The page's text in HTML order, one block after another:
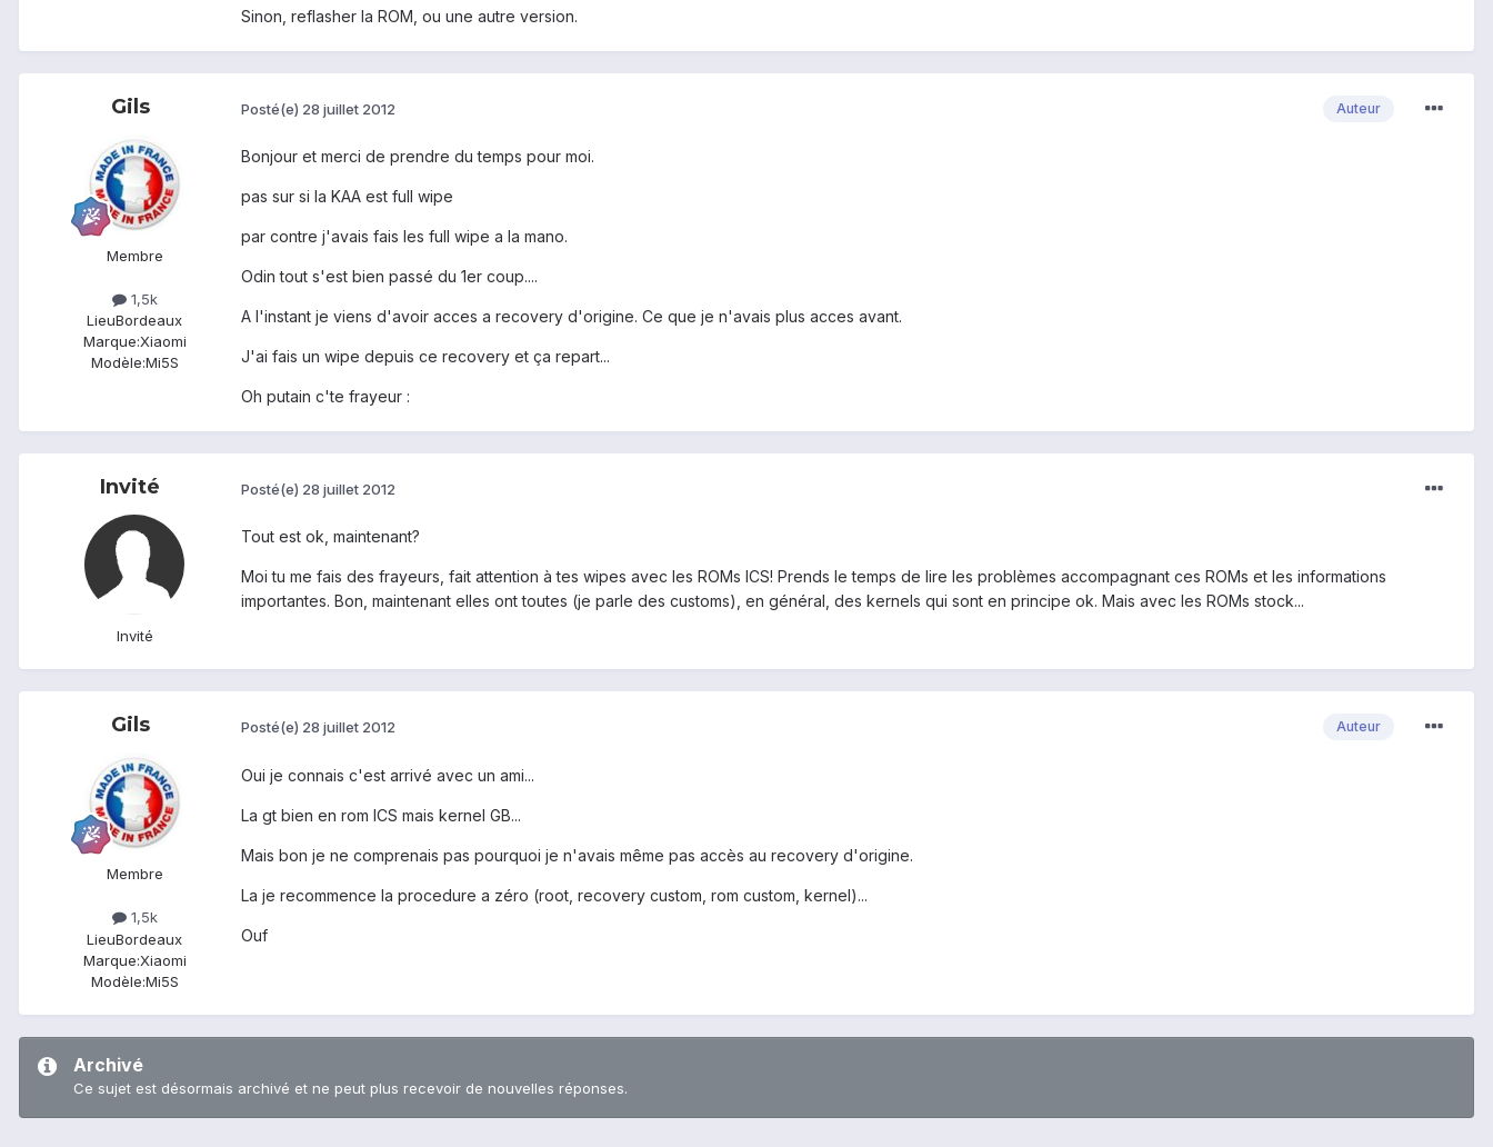
Sinon, reflasher la ROM, ou une autre version.
Gils
Membre
1,5k
LieuBordeaux
Marque:Xiaomi
Modèle:Mi5S
Auteur
Posté(e) 28 juillet 2012
Bonjour et merci de prendre du temps pour moi.
pas sur si la KAA est full wipe
par contre j'avais fais les full wipe a la mano.
Odin tout s'est bien passé du 1er coup....
A l'instant je viens d'avoir acces a recovery d'origine. Ce que je n'avais plus acces avant.
J'ai fais un wipe depuis ce recovery et ça repart...
Oh putain c'te frayeur :
Invité
Invité
Posté(e) 28 juillet 2012
Tout est ok, maintenant?
Moi tu me fais des frayeurs, fait attention à tes wipes avec les ROMs ICS! Prends le temps de lire les problèmes accompagnant ces ROMs et les informations
importantes. Bon, maintenant elles ont toutes (je parle des customs), en général, des kernels qui sont en principe ok. Mais avec les ROMs stock...
Gils
Membre
1,5k
LieuBordeaux
Marque:Xiaomi
Modèle:Mi5S
Auteur
Posté(e) 28 juillet 2012
Oui je connais c'est arrivé avec un ami...
La gt bien en rom ICS mais kernel GB...
Mais bon je ne comprenais pas pourquoi je n'avais même pas accès au recovery d'origine.
La je recommence la procedure a zéro (root, recovery custom, rom custom, kernel)...
Ouf
Archivé
Ce sujet est désormais archivé et ne peut plus recevoir de nouvelles réponses.